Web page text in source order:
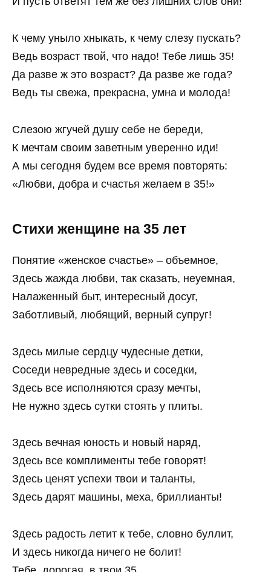
К чему уныло хныкать, к чему слезу пускать?
Ведь возраст твой, что надо! Тебе лишь 35!
Да разве ж это возраст? Да разве же года?
Ведь ты свежа, прекрасна, умна и молода!
Слезою жгучей душу себе не береди,
К мечтам своим заветным уверенно иди!
А мы сегодня будем все время повторять:
«Любви, добра и счастья желаем в 35!»
Стихи женщине на 35 лет
Понятие «женское счастье» – объемное,
Здесь жажда любви, так сказать, неуемная,
Налаженный быт, интересный досуг,
Заботливый, любящий, верный супруг!
Здесь милые сердцу чудесные детки,
Соседи невредные здесь и соседки,
Здесь все исполняются сразу мечты,
Не нужно здесь сутки стоять у плиты.
Здесь вечная юность и новый наряд,
Здесь все комплименты тебе говорят!
Здесь ценят успехи твои и таланты,
Здесь дарят машины, меха, бриллианты!
Здесь радость летит к тебе, словно буллит,
И здесь никогда ничего не болит!